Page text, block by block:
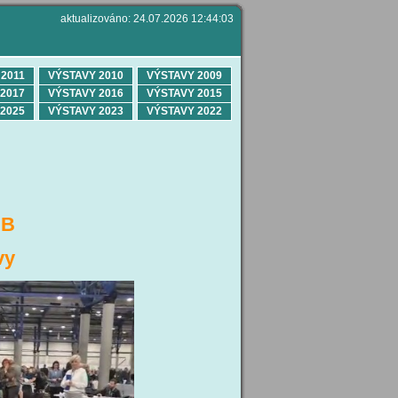
aktualizováno: 24.07.2026 12:44:03
VÝSTAVY 2009
VÝSTAVY 2010
VÝSTAVY 2015
VÝSTAVY 2016
VÝSTAVY 2022
VÝSTAVY 2023